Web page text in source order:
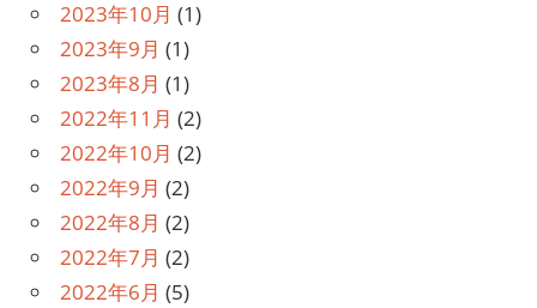
2023年10月 (1)
2023年9月 (1)
2023年8月 (1)
2022年11月 (2)
2022年10月 (2)
2022年9月 (2)
2022年8月 (2)
2022年7月 (2)
2022年6月 (5)